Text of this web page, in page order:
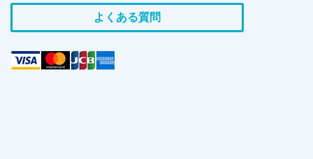
よくある質問